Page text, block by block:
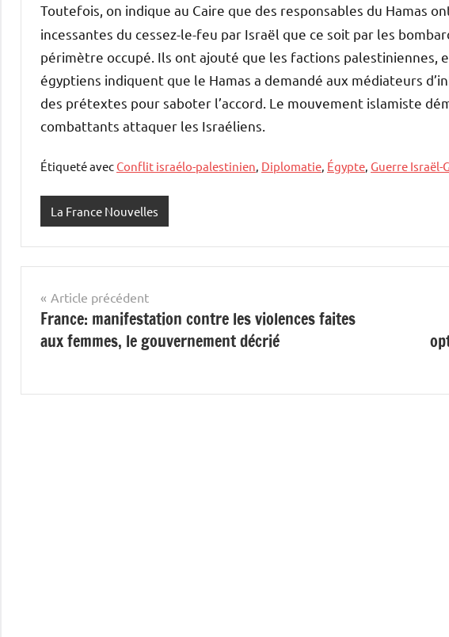
Toutefois, on indique au Caire que des responsables du Hamas
incessantes du cessez-le-feu par Israël que ce soit par les
périmètre occupé. Ils ont ajouté que les factions palestiniennes,
égyptiens indiquent que le Hamas a demandé aux médiateurs
des prétextes pour saboter l’accord. Le mouvement islamiste
combattants attaquer les Israéliens.
Étiqueté avec Conflit israélo-palestinien, Diplomatie, Égypte, Guerre Israël-
La France Nouvelles
Navigation
de
l’article
Article précédent
France: manifestation contre les violences faites
aux femmes, le gouvernement décrié